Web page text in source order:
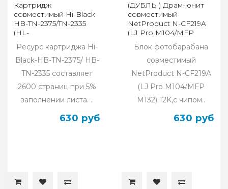
Картридж
совместимый Hi-Black
HB-TN-2375/TN-2335
(HL-
L2300/2305/2320/2340)
2,6K
Ресурс картриджа Hi-
Black-HB-TN-2375/ HB-
TN-2335 составляет
2600 страниц при 5%
заполнении листа. ..
630 руб
(ДУБЛЬ ) Драм-юнит
совместимый
NetProduct N-CF219A
(LJ Pro M104/MFP
M132) 12K, с чипом
Блок фотобарабана
совместимый
NetProduct N-CF219A
(LJ Pro M104/MFP
M132) 12K,с чипом..
630 руб